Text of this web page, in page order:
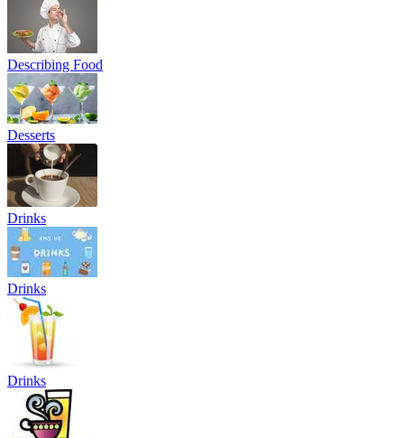
Describing Food
Desserts
Drinks
Drinks
Drinks